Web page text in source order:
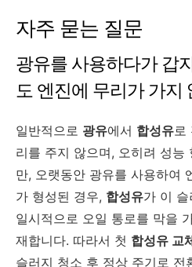
자주 묻는 질문
광유를 사용하다가 갑
도 엔진에 무리가 가지
일반적으로 광유에서 합성유로
리를 주지 않으며, 오히려 성능
만, 오랫동안 광유를 사용하여
가 형성된 경우, 합성유가 이
일시적으로 오일 통로를 막을
재합니다. 따라서 첫 합성유 교
슬러지 청소 후 정상 주기로 전